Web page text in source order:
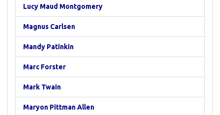
Lucy Maud Montgomery
Magnus Carlsen
Mandy Patinkin
Marc Forster
Mark Twain
Maryon Pittman Allen